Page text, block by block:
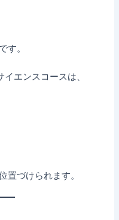
です。
エンスコースは、
置づけられます。